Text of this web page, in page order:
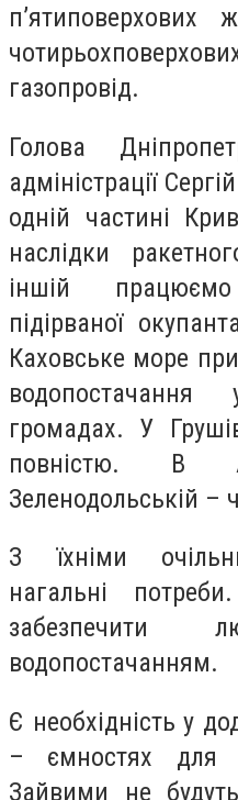
п’ятиповерхових
газопровід.
Голова
адміністрації
одній частині
наслідки
іншій
підірваної
Каховське море
громадах. У
повністю. В
Зеленодольській –
З їхніми
нагальні
забезпечити
водопостачанням.
Є необхідність у
– ємностях для
Зайвими не